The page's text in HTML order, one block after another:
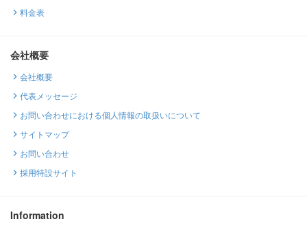
料金表
会社概要
会社概要
代表メッセージ
お問い合わせにおける個人情報の取扱いについて
サイトマップ
お問い合わせ
採用特設サイト
Information